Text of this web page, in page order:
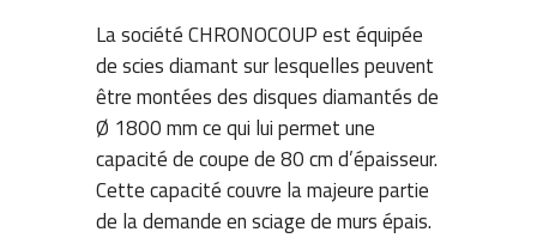
La société CHRONOCOUP est équipée
de scies diamant sur lesquelles peuvent
être montées des disques diamantés de
Ø 1800 mm ce qui lui permet une
capacité de coupe de 80 cm d’épaisseur.
Cette capacité couvre la majeure partie
de la demande en sciage de murs épais.